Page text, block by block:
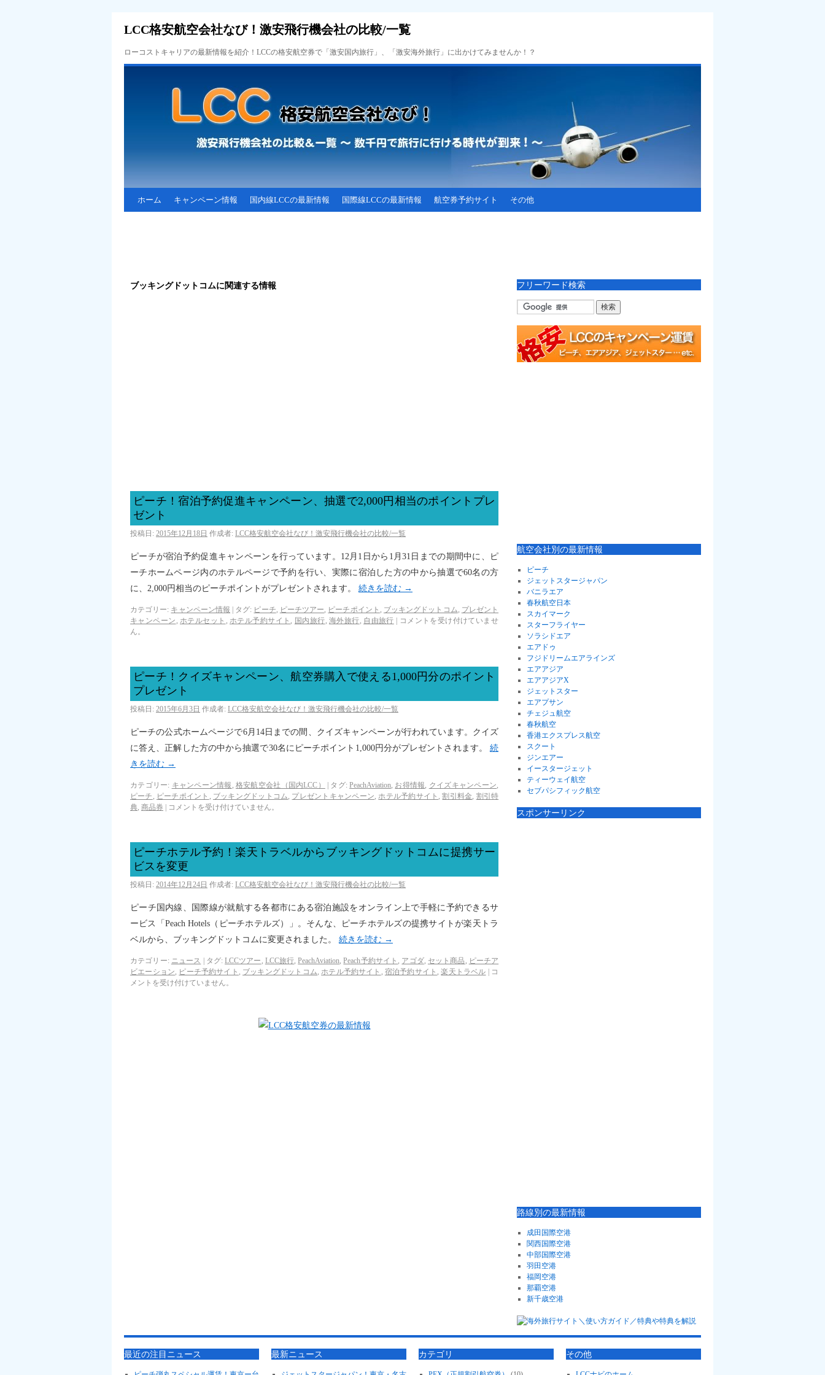
LCC格安航空会社なび！激安飛行機会社の比較/一覧
ローコストキャリアの最新情報を紹介！LCCの格安航空券で「激安国内旅行」、「激安海外旅行」に出かけてみませんか！？
ホーム キャンペーン情報 国内線LCCの最新情報 国際線LCCの最新情報 航空券予約サイト その他
ブッキングドットコムに関連する情報
ピーチ！宿泊予約促進キャンペーン、抽選で2,000円相当のポイントプレ
ゼント
投稿日: 2015年12月18日 作成者: LCC格安航空会社なび！激安飛行機会社の比較/一覧
ピーチが宿泊予約促進キャンペーンを行っています。12月1日から1月31日までの期間中に、ピ
ーチホームページ内のホテルページで予約を行い、実際に宿泊した方の中から抽選で60名の方
に、2,000円相当のピーチポイントがプレゼントされます。 続きを読む →
カテゴリー: キャンペーン情報 タグ: ピーチ, ピーチツアー, ピーチポイント , ブッキングドットコム, プレゼント
キャンペーン , ホテルセット , ホテル予約サイト , 国内旅行, 海外旅行, 自由旅行
コメントを受け付けていませ
ん。
ピーチ！クイズキャンペーン、航空券購入で使える1,000円分のポイント
プレゼント
投稿日: 2015年6月3日 作成者: LCC格安航空会社なび！激安飛行機会社の比較/一覧
ピーチの公式ホームページで6月14日までの間、クイズキャンペーンが行われています。クイズ
に答え、正解した方の中から抽選で30名にピーチポイント1,000円分がプレゼントされます。 続
きを読む →
カテゴリー: キャンペーン情報 , 格安航空会社（国内LCC） タグ: PeachAviation, お得情報, クイズキャンペーン,
ピーチ , ピーチポイント , ブッキングドットコム, プレゼントキャンペーン,ホテル予約サイト ,割引料金, 割引特
典, 商品券 コメントを受け付けていません。
ピーチホテル予約！楽天トラベルからブッキングドットコムに提携サー
ビスを変更
投稿日: 2014年12月24日 作成者: LCC格安航空会社なび！激安飛行機会社の比較/一覧
ピーチ国内線、国際線が就航する各都市にある宿泊施設をオンライン上で手軽に予約できるサ
ービス「Peach Hotels（ピーチホテルズ）」。そんな、ピーチホテルズの提携サイトが楽天トラ
ベルから、ブッキングドットコムに変更されました。 続きを読む →
カテゴリー: ニュース タグ: LCCツアー , LCC旅行,PeachAviation,Peach予約サイト , アゴダ, セット商品 , ピーチア
ビエーション, ピーチ予約サイト , ブッキングドットコム,ホテル予約サイト , 宿泊予約サイト ,楽天トラベル
コ
メントを受け付けていません。
フリーワード検索
航空会社別の最新情報
ピーチ
ジェットスタージャパン
バニラエア
春秋航空日本
スカイマーク
スターフライヤー
ソラシドエア
エアドゥ
フジドリームエアラインズ
エアアジア
エアアジアX
ジェットスター
エアプサン
チェジュ航空
春秋航空
香港エクスプレス航空
スクート
ジンエアー
イースタージェット
ティーウェイ航空
セブパシフィック航空
スポンサーリンク
路線別の最新情報
成田国際空港
関西国際空港
中部国際空港
羽田空港
福岡空港
那覇空港
新千歳空港
最近の注目ニュース 最新ニュース カテゴリ その他